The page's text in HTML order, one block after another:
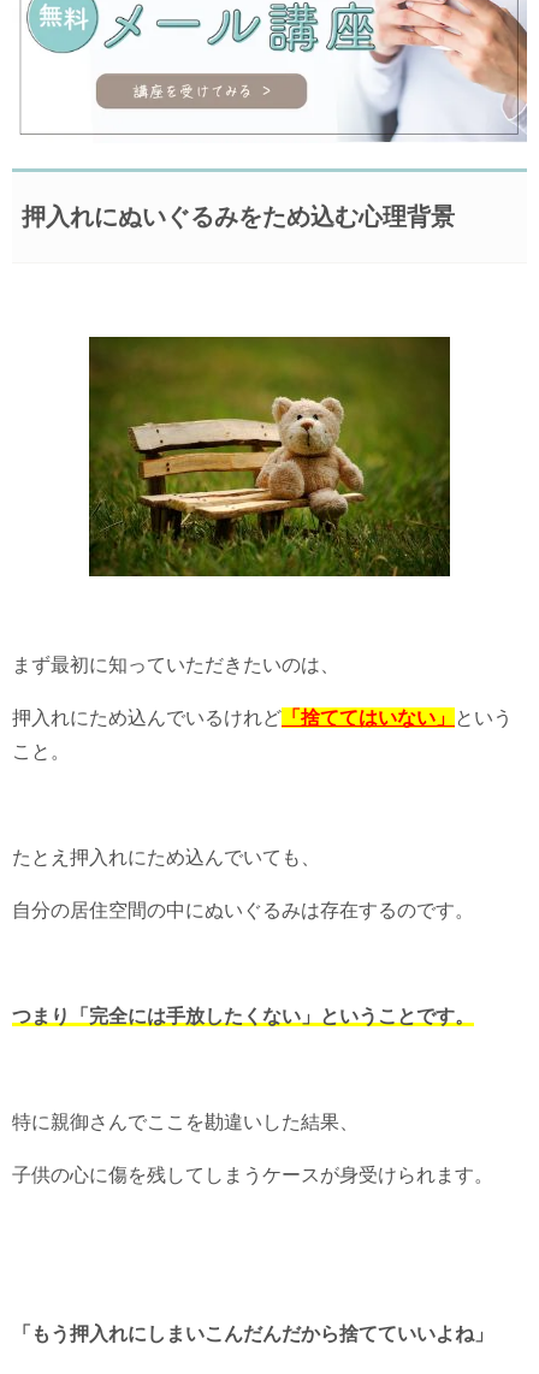
押入れにぬいぐるみをため込む心理背景
まず最初に知っていただきたいのは、
押入れにため込んでいるけれど 「捨ててはいない」 という
こと。
たとえ押入れにため込んでいても、
自分の居住空間の中にぬいぐるみは存在するのです。
つまり「完全には手放したくない」ということです。
特に親御さんでここを勘違いした結果、
子供の心に傷を残してしまうケースが身受けられます。
「もう押入れにしまいこんだんだから捨てていいよね」